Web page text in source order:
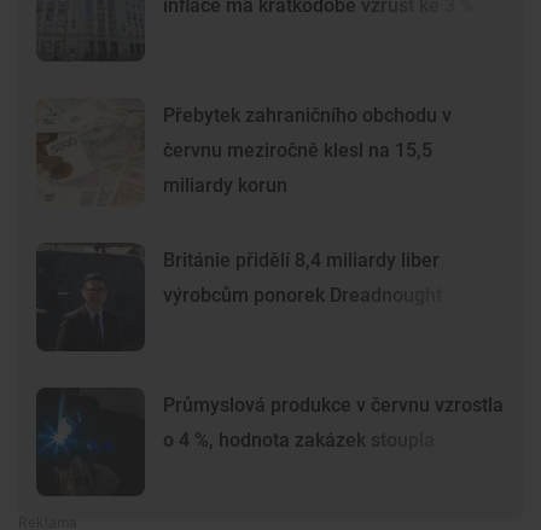
inflace má krátkodobě vzrůst ke 3 %
Přebytek zahraničního obchodu v
červnu meziročně klesl na 15,5
miliardy korun
Británie přidělí 8,4 miliardy liber
výrobcům ponorek Dreadnought
Průmyslová produkce v červnu vzrostla
o 4 %, hodnota zakázek stoupla